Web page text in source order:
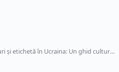
Obiceiuri și etichetă în Ucraina: Un ghid cultural pentru vizitatori